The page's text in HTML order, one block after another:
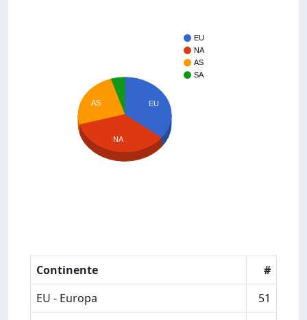
EU
NA
AS
SA
EU
AS
NA
Continente
#
EU - Europa
51